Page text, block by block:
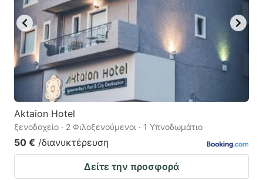
Aktaion Hotel
ξενοδοχείο · 2 Φιλοξενούμενοι · 1 Υπνοδωμάτιο
50 € /διανυκτέρευση
Δείτε την προσφορά